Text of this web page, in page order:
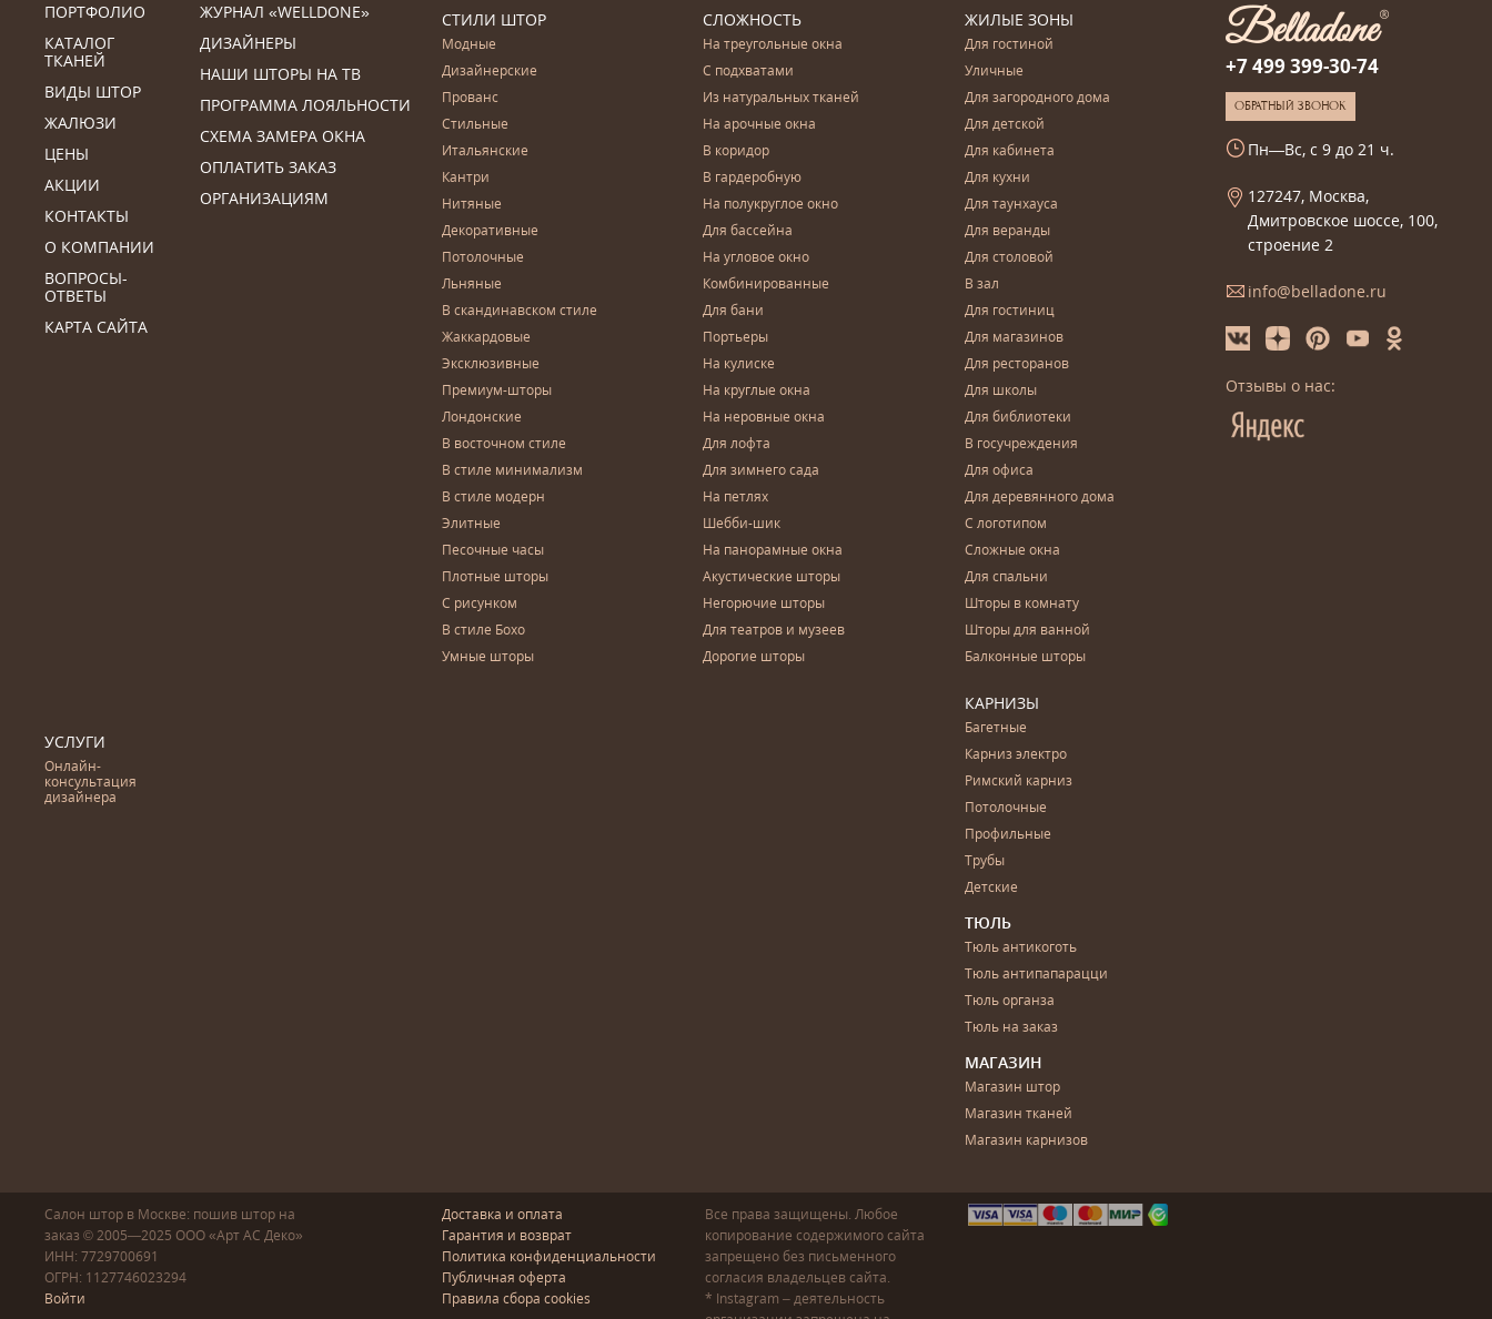
ПОРТФОЛИО
КАТАЛОГ
ТКАНЕЙ
ВИДЫ ШТОР
ЖАЛЮЗИ
ЦЕНЫ
АКЦИИ
КОНТАКТЫ
О КОМПАНИИ
ВОПРОСЫ-
ОТВЕТЫ
КАРТА САЙТА
ЖУРНАЛ «WELLDONE»
ДИЗАЙНЕРЫ
НАШИ ШТОРЫ НА ТВ
ПРОГРАММА ЛОЯЛЬНОСТИ
СХЕМА ЗАМЕРА ОКНА
ОПЛАТИТЬ ЗАКАЗ
ОРГАНИЗАЦИЯМ
УСЛУГИ
Онлайн-
консультация
дизайнера
СТИЛИ ШТОР
Модные
Дизайнерские
Прованс
Стильные
Итальянские
Кантри
Нитяные
Декоративные
Потолочные
Льняные
В скандинавском стиле
Жаккардовые
Эксклюзивные
Премиум-шторы
Лондонские
В восточном стиле
В стиле минимализм
В стиле модерн
Элитные
Песочные часы
Плотные шторы
С рисунком
В стиле Бохо
Умные шторы
СЛОЖНОСТЬ
На треугольные окна
С подхватами
Из натуральных тканей
На арочные окна
В коридор
В гардеробную
На полукруглое окно
Для бассейна
На угловое окно
Комбинированные
Для бани
Портьеры
На кулиске
На круглые окна
На неровные окна
Для лофта
Для зимнего сада
На петлях
Шебби-шик
На панорамные окна
Акустические шторы
Негорючие шторы
Для театров и музеев
Дорогие шторы
ЖИЛЫЕ ЗОНЫ
Для гостиной
Уличные
Для загородного дома
Для детской
Для кабинета
Для кухни
Для таунхауса
Для веранды
Для столовой
В зал
Для гостиниц
Для магазинов
Для ресторанов
Для школы
Для библиотеки
В госучреждения
Для офиса
Для деревянного дома
С логотипом
Сложные окна
Для спальни
Шторы в комнату
Шторы для ванной
Балконные шторы
КАРНИЗЫ
Багетные
Карниз электро
Римский карниз
Потолочные
Профильные
Трубы
Детские
ТЮЛЬ
Тюль антикоготь
Тюль антипапарацци
Тюль органза
Тюль на заказ
МАГАЗИН
Магазин штор
Магазин тканей
Магазин карнизов
+7 499 399-30-74
ОБРАТНЫЙ ЗВОНОК
Пн—Вс, с 9 до 21 ч.
127247, Москва,
Дмитровское шоссе, 100,
строение 2
info@belladone.ru
Отзывы о нас:
Салон штор в Москве: пошив штор на
заказ © 2005—2025 ООО «Арт АС Деко»
ИНН: 7729700691
ОГРН: 1127746023294
Войти
Доставка и оплата
Гарантия и возврат
Политика конфиденциальности
Публичная оферта
Правила сбора cookies
Все права защищены. Любое
копирование содержимого сайта
запрещено без письменного
согласия владельцев сайта.
* Instagram – деятельность